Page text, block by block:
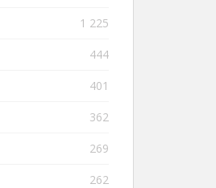
1 225
444
401
362
269
262